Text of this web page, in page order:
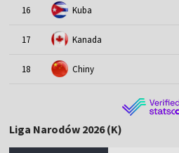
16 Kuba
17 Kanada
18 Chiny
Liga Narodów 2026 (K)